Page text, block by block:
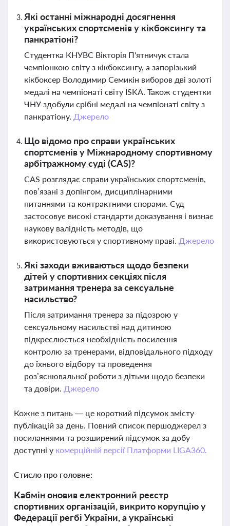
Які останні міжнародні досягнення
українських спортсменів у кікбоксингу та
панкратіоні?
Студентка КНУВС Вікторія П'ятничук стала
чемпіонкою світу з кікбоксингу, а запорізький
кікбоксер Володимир Семикін виборов дві золоті
медалі на чемпіонаті світу ISKA. Також студентки
ЧНУ здобули срібні медалі на чемпіонаті світу з
панкратіону. Джерело
Що відомо про справи українських
спортсменів у Міжнародному спортивному
арбітражному суді (CAS)?
CAS розглядає справи українських спортсменів,
пов’язані з допінгом, дисциплінарними
питаннями та контрактними спорами. Суд
застосовує високі стандарти доказування і визнає
наукову валідність методів, що
використовуються у спортивному праві. Джерело
Які заходи вживаються щодо безпеки
дітей у спортивних секціях після
затримання тренера за сексуальне
насильство?
Після затримання тренера за підозрою у
сексуальному насильстві над дитиною
підкреслюється необхідність посилення
контролю за тренерами, відповідального підходу
до їхнього відбору та проведення
роз’яснювальної роботи з дітьми щодо безпеки
та довіри. Джерело
Кожне з питань — це короткий підсумок змісту
публікацій за день. Повний список першоджерел з
посиланнями та розширений підсумок за добу
доступні у комерційній версії Платформи LIGA360.
Стисло про головне:
Кабмін оновив електронний реєстр
спортивних організацій, викрито корупцію у
Федерації регбі України, а українські